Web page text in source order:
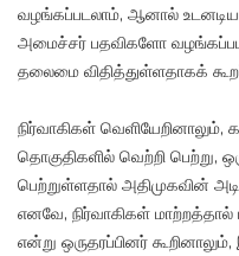
வழங்கப்படலாம், ஆனால்
அமைச்சர் பதவிகளோ
தலைமை விதித்துள்ளதாகக்
நிர்வாகிகள்
தொகுதிகளில் வெற்றி பெற்று,
பெற்றுள்ளதால் அதிமுகவின்
எனவே, நிர்வாகிகள் மாற்றத்தால்
என்று ஒருதரப்பினர்